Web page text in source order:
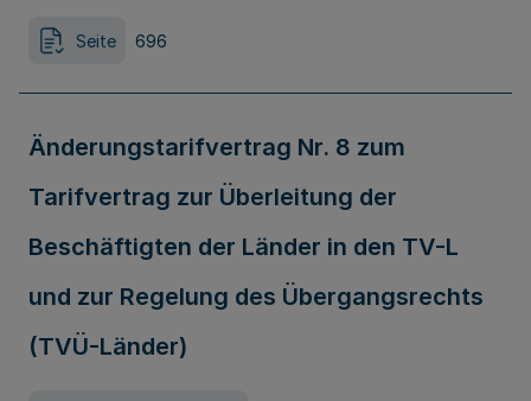
Seite 696
Änderungstarifvertrag Nr. 8 zum
Tarifvertrag zur Überleitung der
Beschäftigten der Länder in den TV-L
und zur Regelung des Übergangsrechts
(TVÜ-Länder)